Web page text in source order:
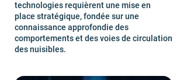
technologies requièrent une mise en
place stratégique, fondée sur une
connaissance approfondie des
comportements et des voies de circulation
des nuisibles.